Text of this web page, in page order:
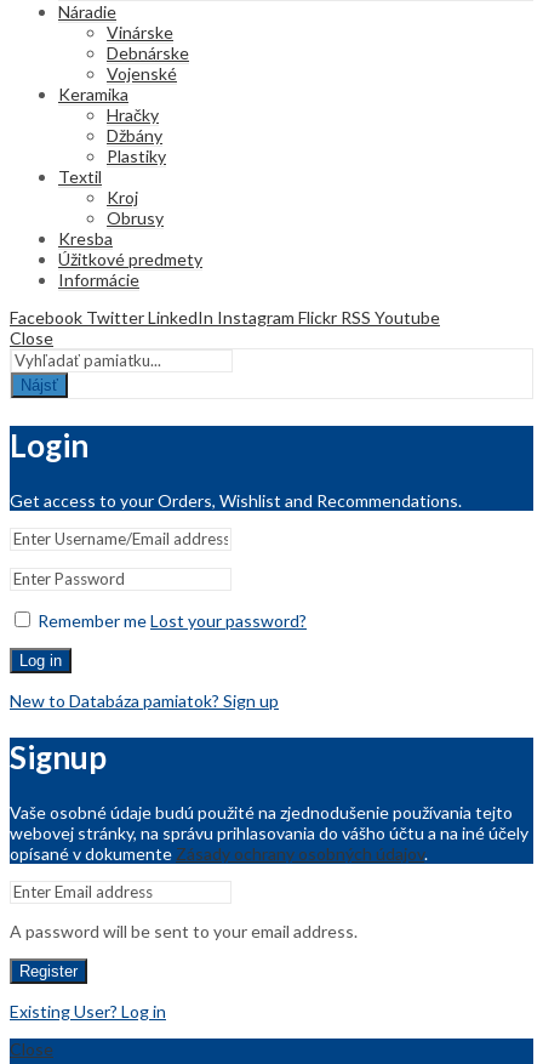
Náradie
Vinárske
Debnárske
Vojenské
Keramika
Hračky
Džbány
Plastiky
Textil
Kroj
Obrusy
Kresba
Úžitkové predmety
Informácie
Facebook TwitterLinkedIn Instagram Flickr RSS Youtube
Close
Nájsť
Login
Get access to your Orders, Wishlist and Recommendations.
Remember meLost your password?
Log in
New to Databáza pamiatok? Sign up
Signup
Vaše osobné údaje budú použité na zjednodušenie používania tejto
webovej stránky, na správu prihlasovania do vášho účtu a na iné účely
opísané v dokumente Zásady ochrany osobných údajov.
A password will be sent to your email address.
Register
Existing User? Log in
Close